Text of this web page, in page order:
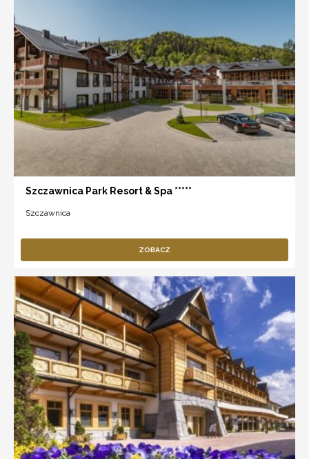
Szczawnica Park Resort & Spa *****
Szczawnica
ZOBACZ